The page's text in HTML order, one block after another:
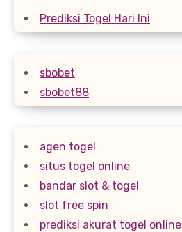
Prediksi Togel Hari Ini
sbobet
sbobet88
agen togel
situs togel online
bandar slot & togel
slot free spin
prediksi akurat togel online